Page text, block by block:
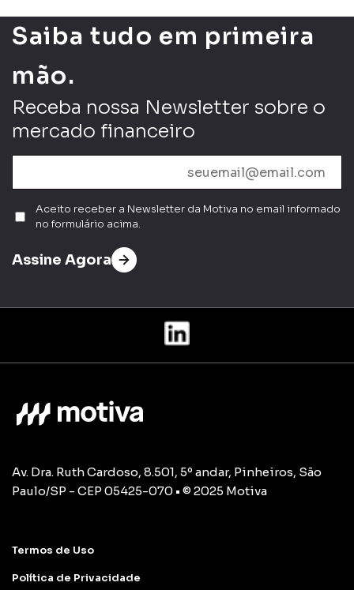
Enviar
Saiba tudo em primeira
mão.
Receba nossa Newsletter sobre o
mercado financeiro
Aceito receber a Newsletter da Motiva no email informado
no formulário acima.
Assine Agora
Av. Dra. Ruth Cardoso, 8.501, 5º andar, Pinheiros, São
Paulo/SP - CEP 05425-070 • © 2025 Motiva
Termos de Uso
Política de Privacidade